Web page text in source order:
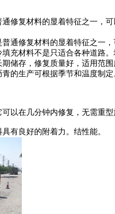
修复材料的显着特征之一，
通修复材料的显着特征之一
充材料不是只适合各种道路
储存，修复质量好，适用范
的生产可根据季节和温度制定
在几分钟内修复，无需重型
有良好的附着力。结性能。